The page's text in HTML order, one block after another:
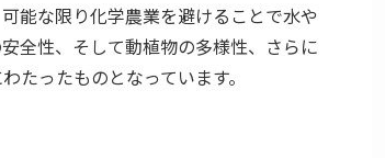
能な限り化学農業を避けることで水や
全性、そして動植物の多様性、さらに
たったものとなっています。